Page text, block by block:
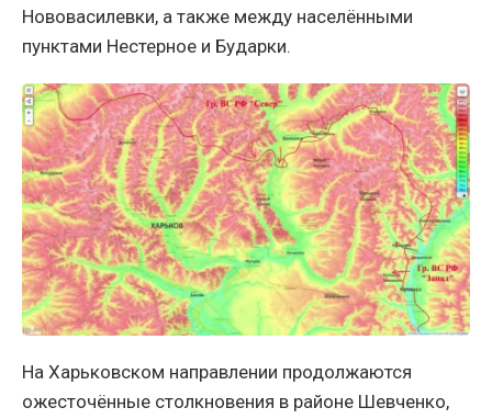
Нововасилевки, а также между населёнными
пунктами Нестерное и Бударки.
На Харьковском направлении продолжаются
ожесточённые столкновения в районе Шевченко,